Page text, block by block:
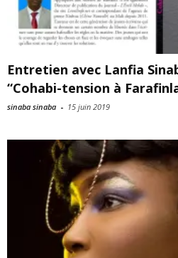
Entretien avec Lanfia
“Cohabi-tension à
sinaba sinaba - 15 juin 2019